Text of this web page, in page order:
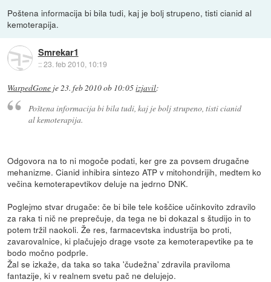
Poštena informacija bi bila tudi, kaj je bolj strupeno, tisti cianid al
kemoterapija.
Smrekar1
::23. feb 2010, 10:19
WarpedGone je23. feb 2010 ob 10:05izjavil:
Poštena informacija bi bila tudi, kaj je bolj strupeno, tisti cianid
al kemoterapija.
Odgovora na to ni mogoče podati, ker gre za povsem drugačne
mehanizme. Cianid inhibira sintezo ATP v mitohondrijih, medtem ko
večina kemoterapevtikov deluje na jedrno DNK.
Poglejmo stvar drugače: če bi bile tele koščice učinkovito zdravilo
za raka ti nič ne preprečuje, da tega ne bi dokazal s študijo in to
potem tržil naokoli. Že res, farmacevtska industrija bo proti,
zavarovalnice, ki plačujejo drage vsote za kemoterapevtike pa te
bodo močno podprle.
Žal se izkaže, da taka so taka 'čudežna' zdravila praviloma
fantazije, ki v realnem svetu pač ne delujejo.